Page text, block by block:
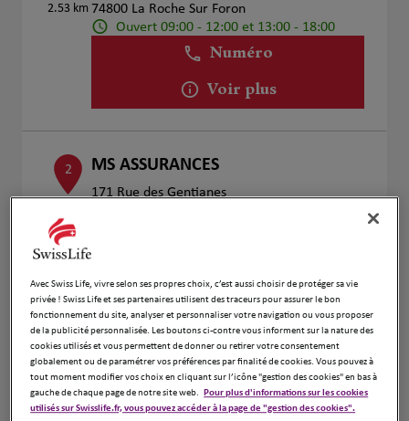
2.53 km 74800 La Roche Sur Foron
Ouvert 09:00 - 12:00 et 13:00 - 18:00
Numéro
Voir plus
2 MS ASSURANCES
171 Rue des Gentianes
Voir plus
14.02
Franck Saulnier
273 ROUTE DE LA CHARNIAZ
74380 Bonne
Avec Swiss Life, vivre selon ses propres choix, c’est aussi choisir de protéger sa vie
privée ! Swiss Life et ses partenaires utilisent des traceurs pour assurer le bon
fonctionnement du site, analyser et personnaliser votre navigation ou vous proposer
de la publicité personnalisée. Les boutons ci-contre vous informent sur la nature des
cookies utilisés et vous permettent de donner ou retirer votre consentement
globalement ou de paramétrer vos préférences par finalité de cookies. Vous pouvez à
tout moment modifier vos choix en cliquant sur l’icône "gestion des cookies" en bas à
gauche de chaque page de notre site web. Pour plus d'informations sur les cookies
utilisés sur Swisslife.fr, vous pouvez accéder à la page de "gestion des cookies".